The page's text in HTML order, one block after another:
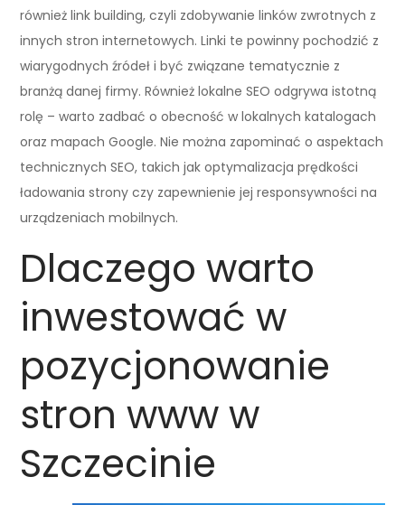
również link building, czyli zdobywanie linków zwrotnych z
innych stron internetowych. Linki te powinny pochodzić z
wiarygodnych źródeł i być związane tematycznie z
branżą danej firmy. Również lokalne SEO odgrywa istotną
rolę – warto zadbać o obecność w lokalnych katalogach
oraz mapach Google. Nie można zapominać o aspektach
technicznych SEO, takich jak optymalizacja prędkości
ładowania strony czy zapewnienie jej responsywności na
urządzeniach mobilnych.
Dlaczego warto
inwestować w
pozycjonowanie
stron www w
Szczecinie